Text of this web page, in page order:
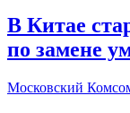
В Китае
по замене
Московский